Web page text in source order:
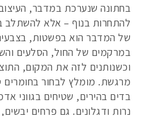
בחתונה שנערכת במדבר,
להתחרות בנוף – אלא להשתלב
של המדבר הוא בפשטות,
במרקמים של החול, הסלעים
וכשנותנים לזה את המקום,
מרגשת. מומלץ לבחור בחומרים
בדים בהירים, שטיחים בגווני
נרות ודגלונים. גם פרחים